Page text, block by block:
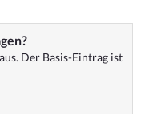
aus. Der Basis-Eintrag ist